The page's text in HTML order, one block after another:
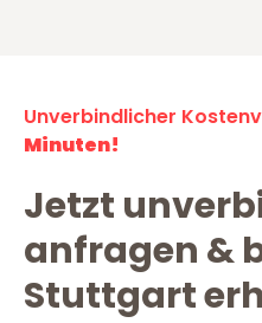
Unverbindlicher
Minuten!
Jetzt
anfragen &
Stuttgart